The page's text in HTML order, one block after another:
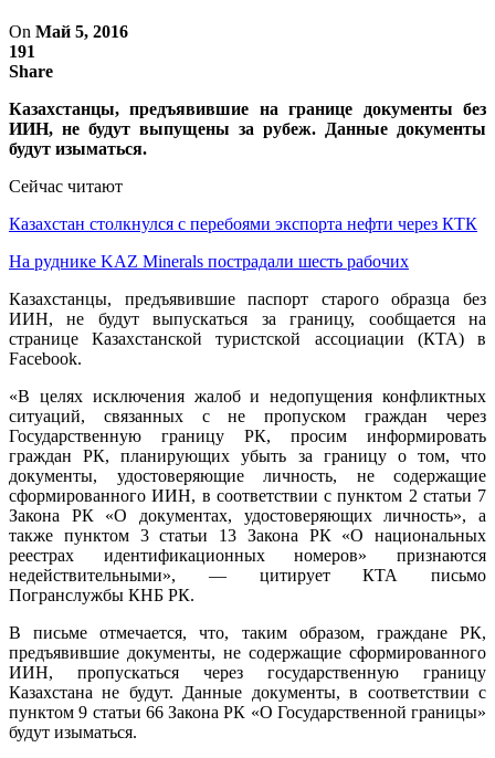
On Май 5, 2016
191
Share
Казахстанцы, предъявившие на границе документы без
ИИН, не будут выпущены за рубеж. Данные документы
будут изыматься.
Сейчас читают
Казахстан столкнулся с перебоями экспорта нефти через КТК
На руднике KAZ Minerals пострадали шесть рабочих
Казахстанцы, предъявившие паспорт старого образца без
ИИН, не будут выпускаться за границу, сообщается на
странице Казахстанской туристской ассоциации (КТА) в
Facebook.
«В целях исключения жалоб и недопущения конфликтных
ситуаций, связанных с не пропуском граждан через
Государственную границу РК, просим информировать
граждан РК, планирующих убыть за границу о том, что
документы, удостоверяющие личность, не содержащие
сформированного ИИН, в соответствии с пунктом 2 статьи 7
Закона РК «О документах, удостоверяющих личность», а
также пунктом 3 статьи 13 Закона РК «О национальных
реестрах идентификационных номеров» признаются
недействительными», — цитирует КТА письмо
Погранслужбы КНБ РК.
В письме отмечается, что, таким образом, граждане РК,
предъявившие документы, не содержащие сформированного
ИИН, пропускаться через государственную границу
Казахстана не будут. Данные документы, в соответствии с
пунктом 9 статьи 66 Закона РК «О Государственной границы»
будут изыматься.